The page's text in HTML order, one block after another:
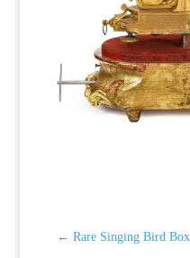
← Rare Singing Bird